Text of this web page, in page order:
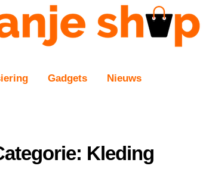
Gadgets Nieuws
Kleding